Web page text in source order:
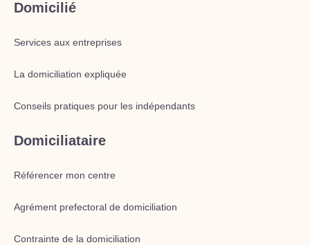
Domicilié
Services aux entreprises
La domiciliation expliquée
Conseils pratiques pour les indépendants
Domiciliataire
Référencer mon centre
Agrément prefectoral de domiciliation
Contrainte de la domiciliation